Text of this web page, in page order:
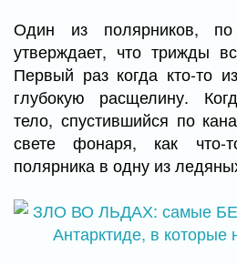
Один из полярников,
утверждает, что трижды
Первый раз когда кто-то
глубокую расщелину.
тело, спустившийся по
свете фонаря, как что-
полярника в одну из